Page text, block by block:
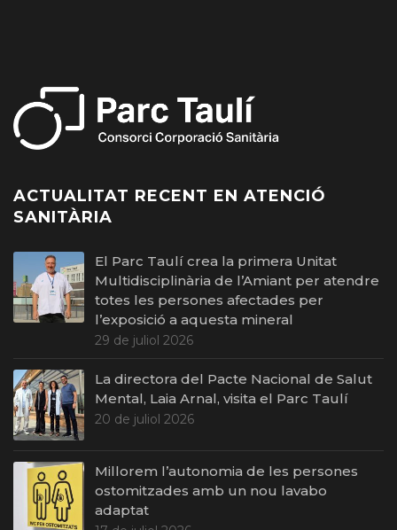
ACTUALITAT RECENT EN ATENCIÓ
SANITÀRIA
El Parc Taulí crea la primera Unitat
Multidisciplinària de l’Amiant per atendre
totes les persones afectades per
l’exposició a aquesta mineral
29 de juliol 2026
La directora del Pacte Nacional de Salut
Mental, Laia Arnal, visita el Parc Taulí
20 de juliol 2026
Millorem l’autonomia de les persones
ostomitzades amb un nou lavabo
adaptat